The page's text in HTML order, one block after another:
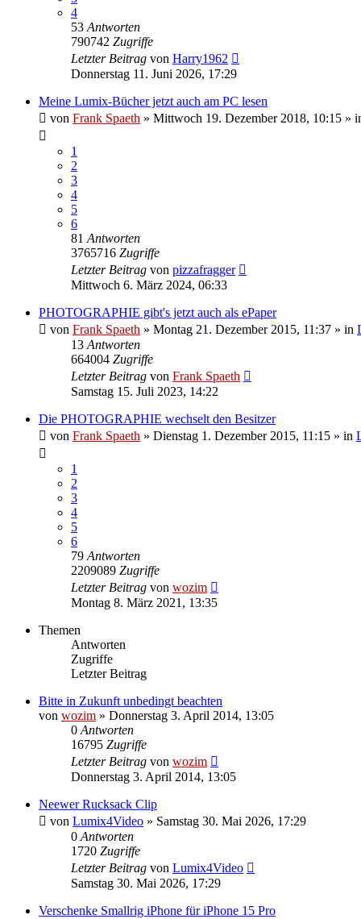
4
53 Antworten
790742 Zugriffe
Letzter Beitrag von Harry1962
Donnerstag 11. Juni 2026, 17:29
Meine Lumix-Bücher jetzt auch am PC lesen
von Frank Spaeth » Mittwoch 19. Dezember 2018, 10:15 »
1
2
3
4
5
6
81 Antworten
3765716 Zugriffe
Letzter Beitrag von pizzafragger
Mittwoch 6. März 2024, 06:33
PHOTOGRAPHIE gibt's jetzt auch als ePaper
von Frank Spaeth » Montag 21. Dezember 2015, 11:37 » in
13 Antworten
664004 Zugriffe
Letzter Beitrag von Frank Spaeth
Samstag 15. Juli 2023, 14:22
Die PHOTOGRAPHIE wechselt den Besitzer
von Frank Spaeth » Dienstag 1. Dezember 2015, 11:15 » in
1
2
3
4
5
6
79 Antworten
2209089 Zugriffe
Letzter Beitrag von wozim
Montag 8. März 2021, 13:35
Themen
Antworten
Zugriffe
Letzter Beitrag
Bitte in Zukunft unbedingt beachten
von wozim » Donnerstag 3. April 2014, 13:05
0 Antworten
16795 Zugriffe
Letzter Beitrag von wozim
Donnerstag 3. April 2014, 13:05
Neewer Rucksack Clip
von Lumix4Video » Samstag 30. Mai 2026, 17:29
0 Antworten
1720 Zugriffe
Letzter Beitrag von Lumix4Video
Samstag 30. Mai 2026, 17:29
Verschenke Smallrig iPhone für iPhone 15 Pro